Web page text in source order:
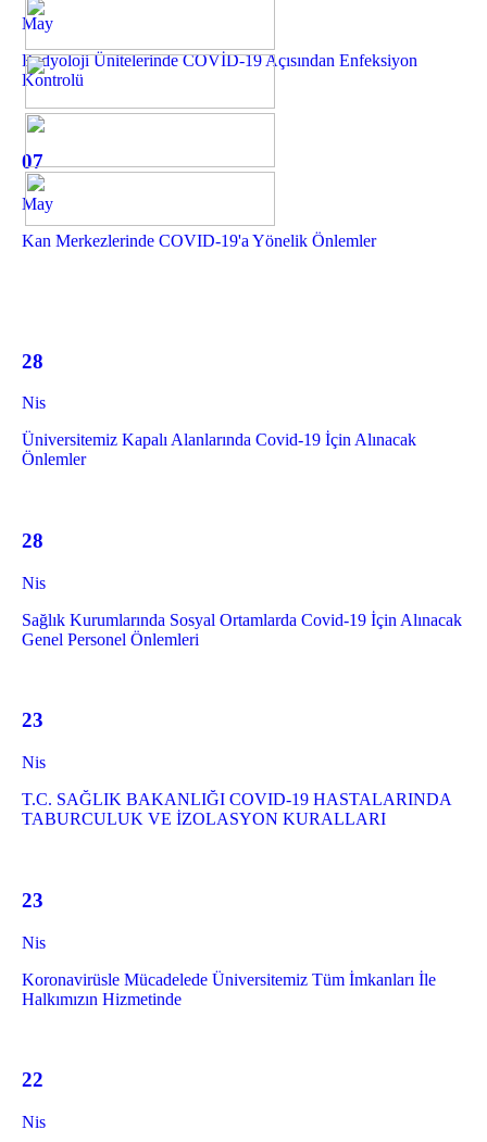
May
Radyoloji Ünitelerinde COVİD-19 Açısından Enfeksiyon
Kontrolü
07
May
Kan Merkezlerinde COVID-19'a Yönelik Önlemler
28
Nis
Üniversitemiz Kapalı Alanlarında Covid-19 İçin Alınacak
Önlemler
28
Nis
Sağlık Kurumlarında Sosyal Ortamlarda Covid-19 İçin Alınacak
Genel Personel Önlemleri
23
Nis
T.C. SAĞLIK BAKANLIĞI COVID-19 HASTALARINDA
TABURCULUK VE İZOLASYON KURALLARI
23
Nis
Koronavirüsle Mücadelede Üniversitemiz Tüm İmkanları İle
Halkımızın Hizmetinde
22
Nis